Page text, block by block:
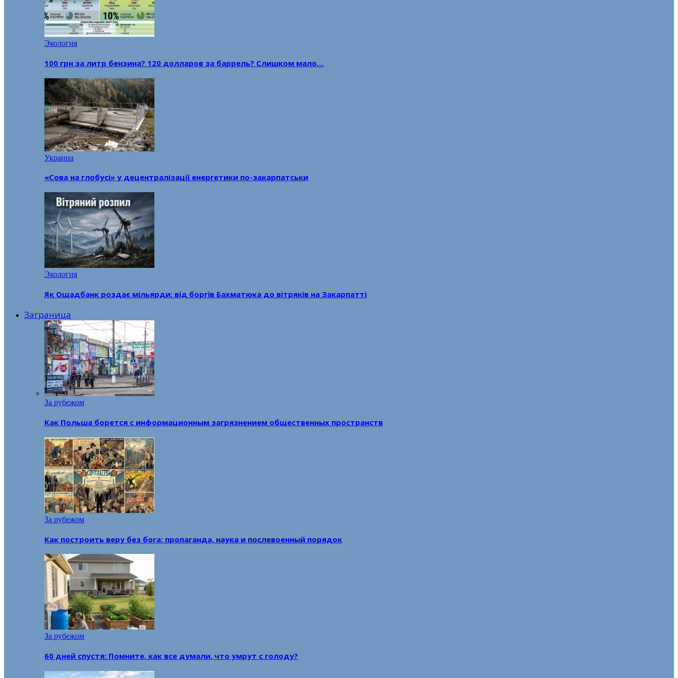
Экология
100 грн за литр бензина? 120 долларов за баррель? Слишком мало…
Украина
«Сова на глобусі» у децентралізації енергетики по-закарпатськи
Экология
Як Ощадбанк роздає мільярди: від боргів Бахматюка до вітряків на Закарпатті
Заграница
За рубежом
Как Польша борется с информационным загрязнением общественных пространств
За рубежом
Как построить веру без бога: пропаганда, наука и послевоенный порядок
За рубежом
60 дней спустя: Помните, как все думали, что умрут с голоду?